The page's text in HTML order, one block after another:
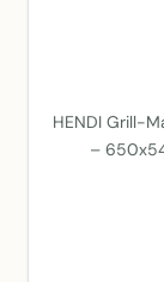
HENDI Grill-
–